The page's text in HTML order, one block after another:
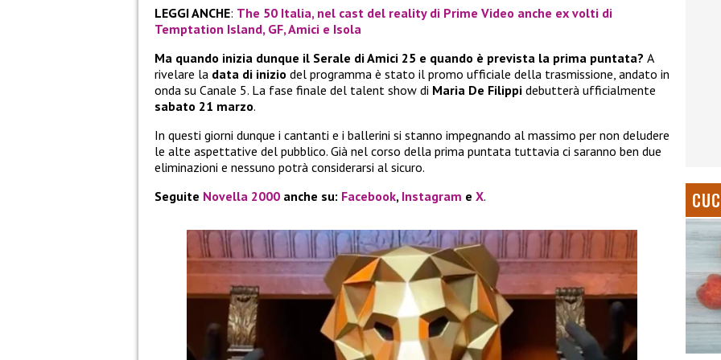
LEGGI ANCHE: The 50 Italia, nel cast del reality di Prime Video anche ex volti di
Temptation Island, GF, Amici e Isola
Ma quando inizia dunque il Serale di Amici 25 e quando è prevista la prima puntata? A
rivelare la data di inizio del programma è stato il promo ufficiale della trasmissione, andato in
onda su Canale 5. La fase finale del talent show di Maria De Filippi debutterà ufficialmente
sabato 21 marzo.
In questi giorni dunque i cantanti e i ballerini si stanno impegnando al massimo per non deludere
le alte aspettative del pubblico. Già nel corso della prima puntata tuttavia ci saranno ben due
eliminazioni e nessuno potrà considerarsi al sicuro.
Seguite Novella 2000 anche su: Facebook, Instagram e X.